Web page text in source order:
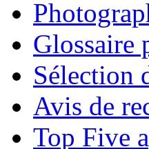
Glossaire
Sélection
Avis de
Top Five